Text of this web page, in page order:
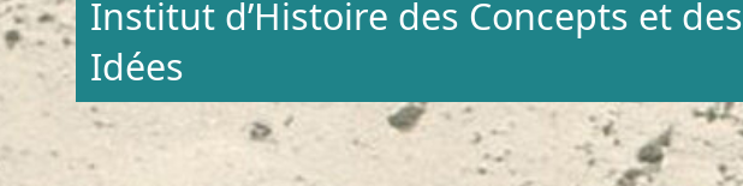
Institut d’Histoire des Concepts et des
Idées